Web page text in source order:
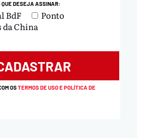
DESEJA ASSINAR:
BdF
Ponto
China
OSTERMOS DE USO E POLÍTICA DE